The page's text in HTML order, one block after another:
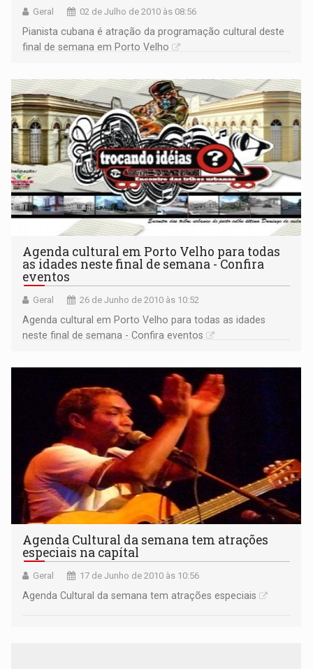
Geral 02 de Julho de 2010 às 08:56
Pianista cubana é atração da programação cultural deste
final de semana em Porto Velho
Agenda cultural em Porto Velho para todas
as idades neste final de semana - Confira
eventos
Geral 26 de Junho de 2010 às 10:52
Agenda cultural em Porto Velho para todas as idades
neste final de semana - Confira eventos
Agenda Cultural da semana tem atrações
especiais na capítal
Geral 17 de Junho de 2010 às 10:56
Agenda Cultural da semana tem atrações especiais